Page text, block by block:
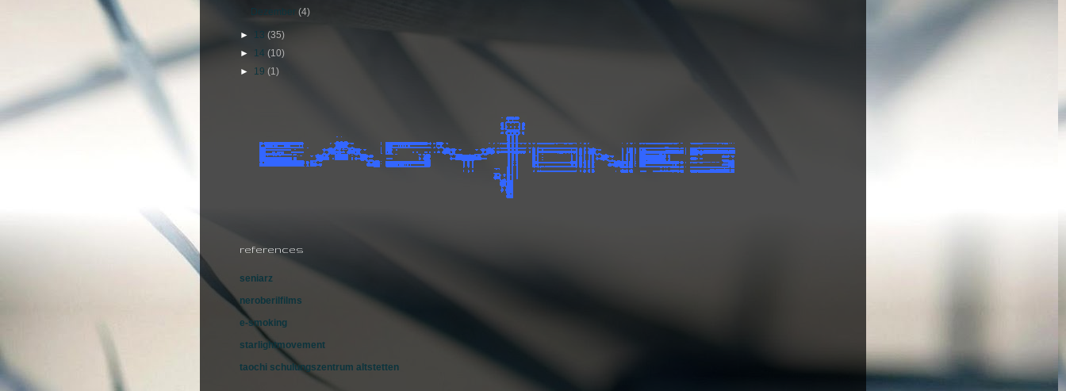
Dezember(4)
► 13 (35)
► 14 (10)
► 19 (1)
references
seniarz
neroberilfilms
e-smoking
starlightmovement
taochi schulungszentrum altstetten